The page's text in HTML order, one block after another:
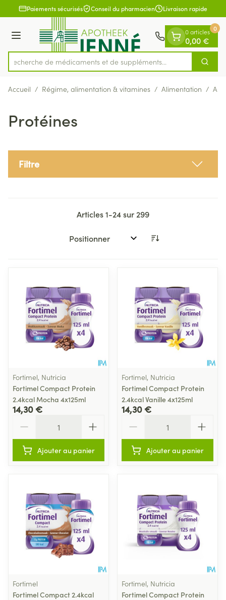
Aller au contenu
1 de 1
Paiements sécurisés Conseil du pharmacien Livraison rapide
Menu
Rechercher
Recherche de médicaments et de s
0 articles
0,00 €
0
Accueil / Régime, alimentation & vitamines / Alimentation /
Protéines
Filtre
Articles1-24sur 299
Trier par:
Fortimel, Nutricia
Fortimel Compact Protein
2.4kcal Mocha 4x125ml
14,30 €
Ajouter au panier
Fortimel, Nutricia
Fortimel Compact Protein
2.4kcal Vanille 4x125ml
14,30 €
Ajouter au panier
Fortimel
Fortimel Compact 2.4kcal
Fortimel, Nutricia
Fortimel Compact Protein